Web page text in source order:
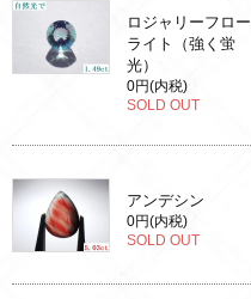
ロジャリーフロー
ライト（強く蛍
光）
0円(内税)
SOLD OUT
アンデシン
0円(内税)
SOLD OUT